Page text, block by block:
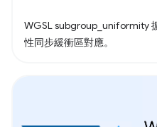
WGSL subgroup_uniformity
性同步緩衝區對應。